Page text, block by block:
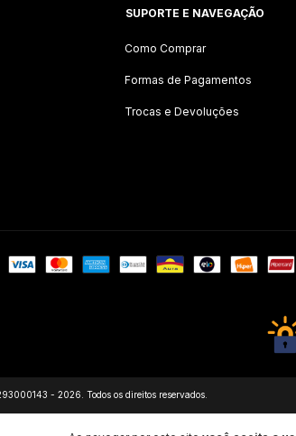
SUPORTE E NAVEGAÇÃO
Como Comprar
Formas de Pagamentos
Trocas e Devoluções
- 2026. Todos os direitos reservados.